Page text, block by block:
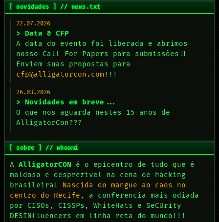
[ novidades ] // news.txt
22.07.2026
> Data & CFP
A data do evento foi liberada e abrimos
nosso Call For Papers para submissões!!
Enviem suas propostas para
cfp@alligatorcon.com !!!
26.03.2026
> Novidades em breve...
O que nos aguarda nestes 15 anos de
AlligatorCon???
[ sobre ] // whoami
A AlligatorCON é o epicentro de tudo que é
maldoso e desprezivel na cena de hacking
brasileira! Nascida do mangue ao caos no
centro do Recife , a conferencia mais odiada
por CISOs, CISSPs, WhiteHats e SeCUrity
DESINfluencers em linha reta do mundo!!!